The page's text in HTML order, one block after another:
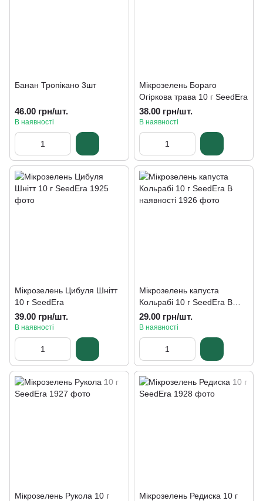
Банан Тропікано 3шт
46.00 грн/шт.
В наявності
Мікрозелень Бораго
Огіркова трава 10 г SeedEra
38.00 грн/шт.
В наявності
Мікрозелень Цибуля Шнітт
10 г SeedEra
39.00 грн/шт.
В наявності
Мікрозелень капуста
Кольрабі 10 г SeedEra В
наявності
29.00 грн/шт.
В наявності
Мікрозелень Рукола 10 г
Мікрозелень Редиска 10 г